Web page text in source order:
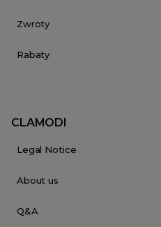
Zwroty
Rabaty
CLAMODI
Legal Notice
About us
Q&A